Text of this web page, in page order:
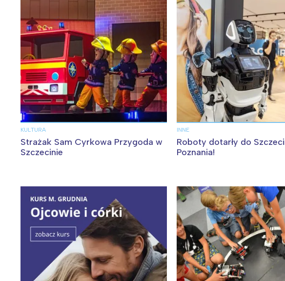
KULTURA
Strażak Sam Cyrkowa Przygoda w
Szczecinie
INNE
Roboty dotarły do
Poznania!
Interesują
Warszawa
Łódź
Trójmiasto